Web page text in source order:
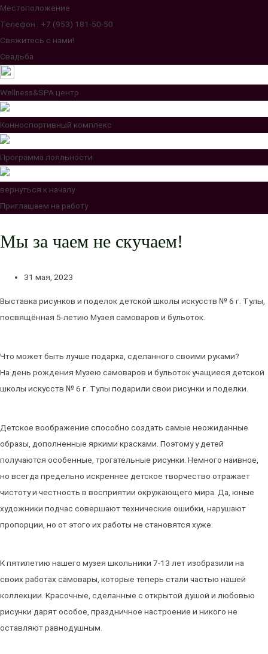
Местоположение
Телефон : +7 (953) 181-50-50
Свяжитесь с нами!
Свадьба
Wellness&SPA центр
Конноспортивный комплекс
Программа лояльности
вернуться к началу
Приглашаем на работу
Мы за чаем не скучаем!
31 мая, 2023
Выставка рисунков и поделок детской школы искусств № 6 г. Тулы,
посвящённая 5-летию Музея самоваров и бульоток.
Что может быть лучше подарка, сделанного своими руками?
На день рождения Музею самоваров и бульоток учащиеся детской
школы искусств № 6 г. Тулы подарили свои рисунки и поделки.
Детское воображение способно создать самые неожиданные
образы, дополненные яркими красками. Поэтому у детей
получаются особенные, трогательные рисунки. Немного наивное,
но всегда предельно искреннее детское творчество отражает
чистоту и честность в восприятии окружающего мира. Да, юные
художники подчас совершают технические ошибки, нарушают
пропорции, но от этого их работы не становятся хуже.
К пятилетию нашего музея школьники 7-13 лет изобразили на
своих работах самовары, которые теперь стали частью нашей
коллекции. Красочные, сделанные с открытой душой и любовью
рисунки дарят особое, праздничное настроение и никого не
оставляют равнодушным.